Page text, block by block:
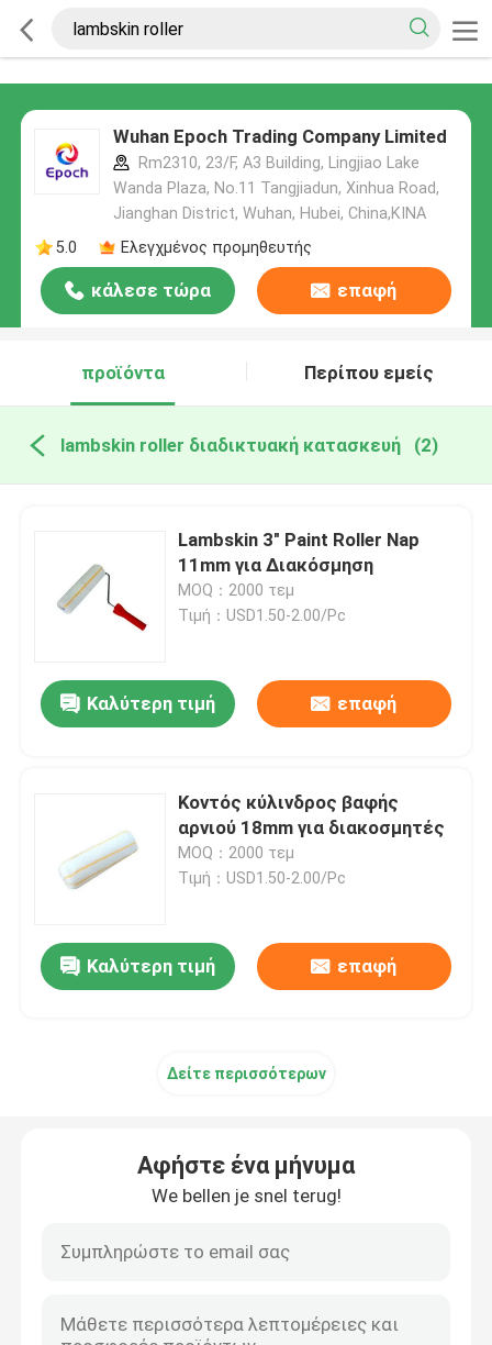
Wuhan Epoch Trading Company Limited
Rm2310, 23/F, A3 Building, Lingjiao Lake
Wanda Plaza, No.11 Tangjiadun, Xinhua Road,
Jianghan District, Wuhan, Hubei, China,ΚΙΝΑ
5.0
Ελεγχμένος προμηθευτής
κάλεσε τώρα επαφή
προϊόντα Περίπου εμείς
lambskin roller διαδικτυακή κατασκευή (2)
Lambskin 3" Paint Roller Nap
11mm για Διακόσμηση
MOQ：2000 τεμ
Τιμή：USD1.50-2.00/Pc
Καλύτερη τιμή επαφή
Κοντός κύλινδρος βαφής
αρνιού 18mm για διακοσμητές
MOQ：2000 τεμ
Τιμή：USD1.50-2.00/Pc
Καλύτερη τιμή επαφή
Δείτε περισσότερων
Αφήστε ένα μήνυμα
We bellen je snel terug!